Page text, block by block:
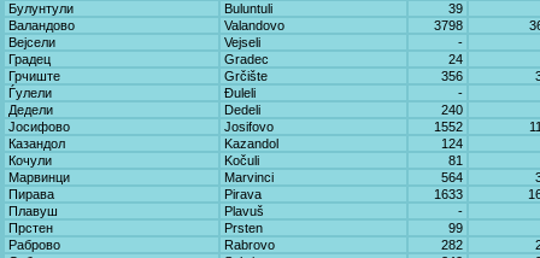
Булунтули
Buluntuli
39
Валандово
Valandovo 3798
Вејсели
Vejseli
-
Градец
Gradec
24
Грчиште
Grčište 356
Ѓулели
Đuleli
-
Дедели
Dedeli
240
Јосифово
Јosifovo 1552
Казандол
Kazandol
124
Кочули
Kočuli
81
Марвинци
Marvinci 564
Пирава
Pirava 1633
Плавуш
Plavuš
-
Прстен
Prsten
99
Раброво
Rabrovo 282